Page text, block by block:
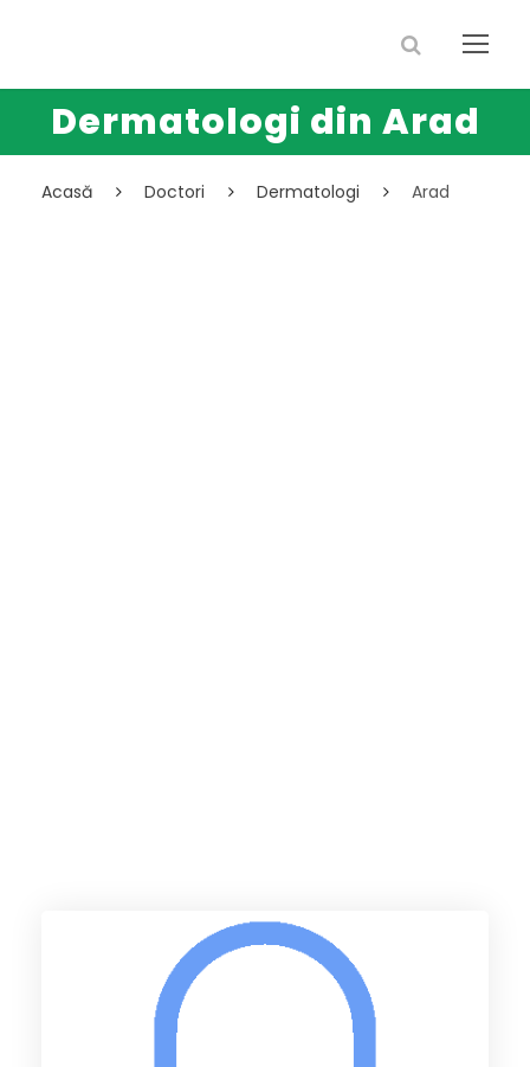
Dermatologi din Arad
Acasă Doctori Dermatologi Arad